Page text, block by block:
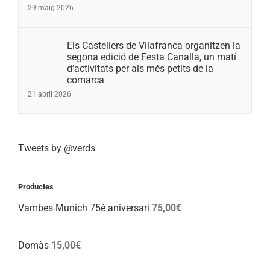
29 maig 2026
Els Castellers de Vilafranca organitzen la
segona edició de Festa Canalla, un matí
d’activitats per als més petits de la
comarca
21 abril 2026
Tweets by @verds
Productes
Vambes Munich 75è aniversari 75,00€
Domàs 15,00€